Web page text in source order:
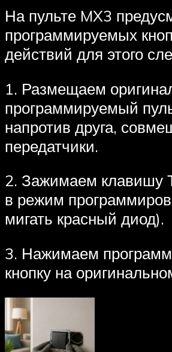
На пульте MX3
программируемых
действий для этого
1. Размещаем
программируемый
напротив друга,
передатчики.
2. Зажимаем клавишу
в режим
мигать красный диод).
3. Нажимаем
кнопку на